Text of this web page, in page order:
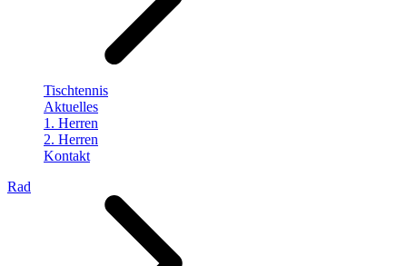
Tischtennis
Aktuelles
1. Herren
2. Herren
Kontakt
Rad